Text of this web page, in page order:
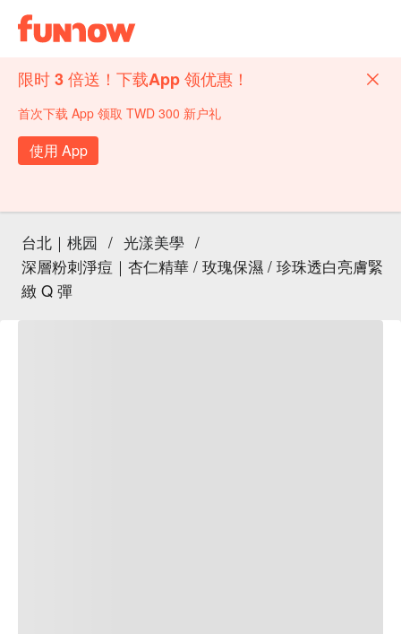
限时 3 倍送！下载App 领优惠！
首次下载 App 领取 TWD 300 新户礼
使用 App
台北｜桃园 / 光漾美學 /
深層粉刺淨痘｜杏仁精華 / 玫瑰保濕 / 珍珠透白亮膚緊
緻 Q 彈